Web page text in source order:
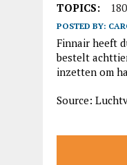
TOPICS: 180
POSTED BY:
Finnair heeft
bestelt
inzetten om
Source: